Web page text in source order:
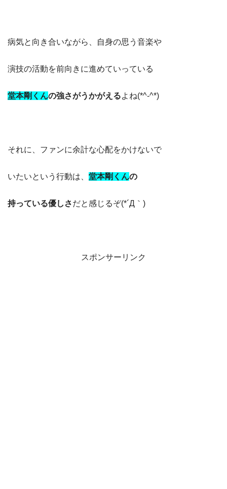
病気と向き合いながら、自身の思う音楽や
演技の活動を前向きに進めていっている
堂本剛くんの強さがうかがえるよね(*^-^*)
それに、ファンに余計な心配をかけないで
いたいという行動は、 堂本剛くんの
持っている優しさだと感じるぞ(*´Д｀)
スポンサーリンク